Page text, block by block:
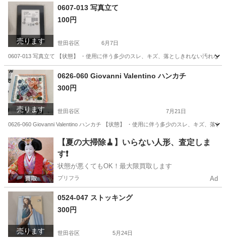
東京 世田谷区 ボトムス 現地
売ります
0607-013 写真立て
100円
世田谷区 6月7日
0607-013 写真立て 【状態】 ・使用に伴う多少のスレ、キズ、落としきれない汚れ
東京
売ります
0626-060 Giovanni Valentino ハンカチ
300円
世田谷区 7月21日
0626-060 Giovanni Valentino ハンカチ 【状態】 ・使用に伴う多少のスレ、キズ、落
東京 世田谷区 小物 Valentino
【夏の大掃除🧹】いらない人形、査定しま
す❗️
状態が悪くてもOK！最大限買取します
プリフラ Ad
売ります
0524-047 ストッキング
300円
世田谷区 5月24日